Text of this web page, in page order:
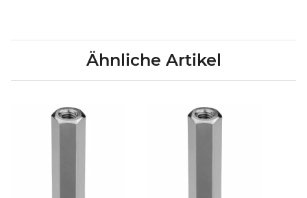
Ähnliche Artikel